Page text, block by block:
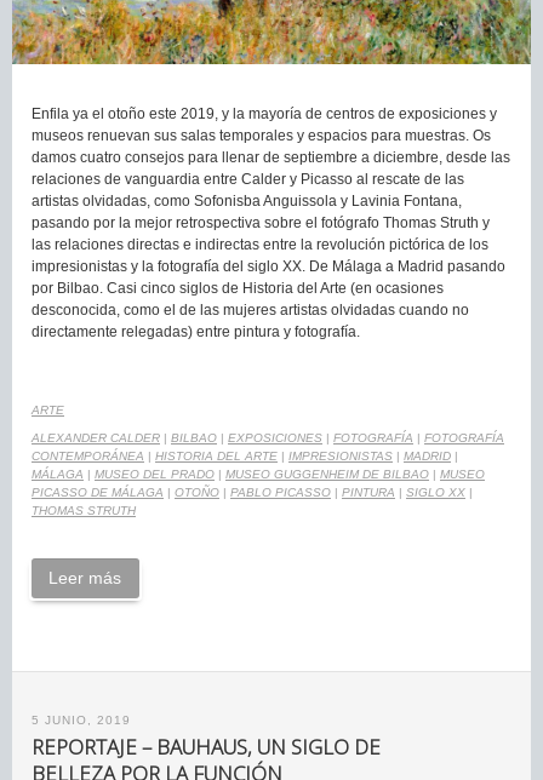
Enfila ya el otoño este 2019, y la mayoría de centros de exposiciones y
museos renuevan sus salas temporales y espacios para muestras. Os
damos cuatro consejos para llenar de septiembre a diciembre, desde las
relaciones de vanguardia entre Calder y Picasso al rescate de las
artistas olvidadas, como Sofonisba Anguissola y Lavinia Fontana,
pasando por la mejor retrospectiva sobre el fotógrafo Thomas Struth y
las relaciones directas e indirectas entre la revolución pictórica de los
impresionistas y la fotografía del siglo XX. De Málaga a Madrid pasando
por Bilbao. Casi cinco siglos de Historia del Arte (en ocasiones
desconocida, como el de las mujeres artistas olvidadas cuando no
directamente relegadas) entre pintura y fotografía.
ARTE
ALEXANDER CALDER | BILBAO | EXPOSICIONES | FOTOGRAFÍA | FOTOGRAFÍA
CONTEMPORÁNEA | HISTORIA DEL ARTE | IMPRESIONISTAS | MADRID |
MÁLAGA | MUSEO DEL PRADO | MUSEO GUGGENHEIM DE BILBAO | MUSEO
PICASSO DE MÁLAGA | OTOÑO | PABLO PICASSO | PINTURA | SIGLO XX |
THOMAS STRUTH
Leer más
5 JUNIO, 2019
REPORTAJE – BAUHAUS, UN SIGLO DE
BELLEZA POR LA FUNCIÓN